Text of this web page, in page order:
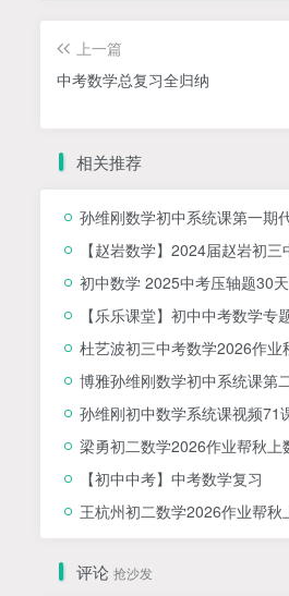
上一篇
中考数学总复习全归纳
相关推荐
孙维刚数学初中系统课第一期
【赵岩数学】2024届赵岩初
初中数学 2025中考压轴题30
【乐乐课堂】初中中考数学
杜艺波初三中考数学2026作业
博雅孙维刚数学初中系统课第
孙维刚初中数学系统课视频71
梁勇初二数学2026作业帮秋上
【初中中考】中考数学复习
王杭州初二数学2026作业帮秋
评论 抢沙发